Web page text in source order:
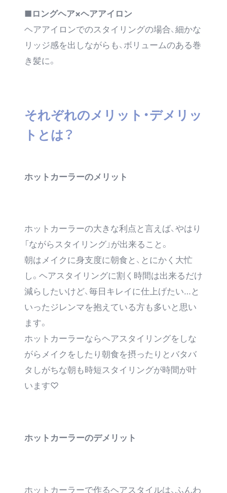
■ロングヘア×ヘアアイロン
ヘアアイロンでのスタイリングの場合、細かな
リッジ感を出しながらも、ボリュームのある巻
き髪に。
それぞれのメリット・デメリッ
トとは？
ホットカーラーのメリット
ホットカーラーの大きな利点と言えば、やはり
「ながらスタイリング」が出来ること。
朝はメイクに身支度に朝食と、とにかく大忙
し。ヘアスタイリングに割く時間は出来るだけ
減らしたいけど、毎日キレイに仕上げたい…と
いったジレンマを抱えている方も多いと思い
ます。
ホットカーラーならヘアスタイリングをしな
がらメイクをしたり朝食を摂ったりとバタバ
タしがちな朝も時短スタイリングが時間が叶
います♡
ホットカーラーのデメリット
ホットカーラーで作るヘアスタイルは、ふんわ